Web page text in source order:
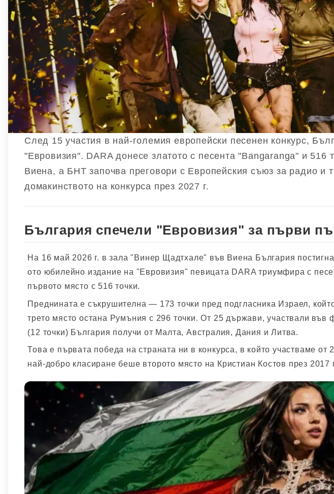
След 15 участия в най-големия европейски песенен конкурс,
"Евровизия". DARA донесе златото с песента "Bangaranga" и 516
Виена, а БНТ започва преговори с Европейския съюз за радио и
домакинството на конкурса през 2027 г.
България спечели "Евровизия" за първи
На 16 май 2026 г. в зала "Винер Щадтхале" във Виена България
ото юбилейно издание на "Евровизия" певицата DARA триумфира с
първото място с 516 точки.
Преднината е съкрушителна — 173 точки пред подгласника Израел,
трето място остана Румъния с 296 точки. От 25 държави, участвали във
(12 точки) България получи от Малта, Австралия, Дания и Литва.
Това е първата победа на страната ни в конкурса, в който участваме от
най-добро класиране беше второто място на Кристиан Костов през 2017